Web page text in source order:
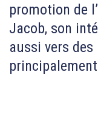
promotion de
Jacob, son
aussi vers